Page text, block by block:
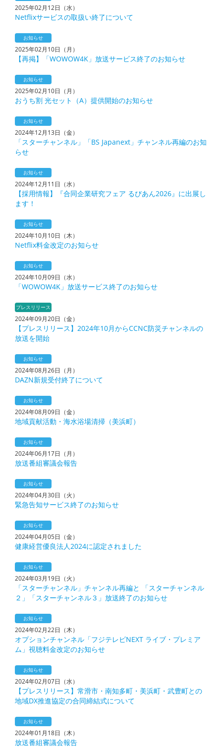
2025年02月12日（水）
Netflixサービスの取扱い終了について
お知らせ
2025年02月10日（月）
【再掲】「WOWOW4K」放送サービス終了のお知らせ
お知らせ
2025年02月10日（月）
おうち割 光セット（A）提供開始のお知らせ
お知らせ
2024年12月13日（金）
「スターチャンネル」「BS Japanext」チャンネル再編のお知
らせ
お知らせ
2024年12月11日（水）
【採用情報】『合同企業研究フェア るびあん2026』に出展し
ます！
お知らせ
2024年10月10日（木）
Netflix料金改定のお知らせ
お知らせ
2024年10月09日（水）
「WOWOW4K」放送サービス終了のお知らせ
プレスリリース
2024年09月20日（金）
【プレスリリース】2024年10月からCCNC防災チャンネルの
放送を開始
お知らせ
2024年08月26日（月）
DAZN新規受付終了について
お知らせ
2024年08月09日（金）
地域貢献活動・海水浴場清掃（美浜町）
お知らせ
2024年06月17日（月）
放送番組審議会報告
お知らせ
2024年04月30日（火）
緊急告知サービス終了のお知らせ
お知らせ
2024年04月05日（金）
健康経営優良法人2024に認定されました
お知らせ
2024年03月19日（火）
「スターチャンネル」チャンネル再編と 「スターチャンネル
２」「スターチャンネル３」放送終了のお知らせ
お知らせ
2024年02月22日（木）
オプションチャンネル「フジテレビNEXT ライブ・プレミア
ム」視聴料金改定のお知らせ
お知らせ
2024年02月07日（水）
【プレスリリース】常滑市・南知多町・美浜町・武豊町との
地域DX推進協定の合同締結式について
お知らせ
2024年01月18日（木）
放送番組審議会報告